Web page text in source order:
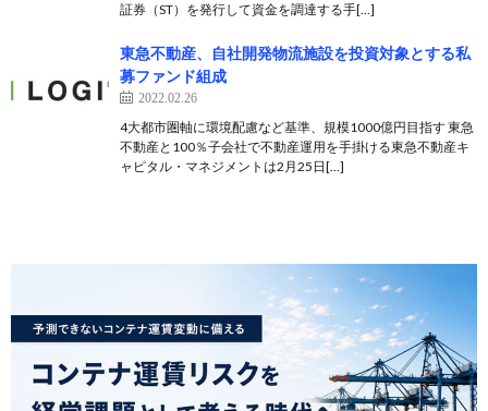
証券（ST）を発行して資金を調達する手[…]
東急不動産、自社開発物流施設を投資対象とする私
募ファンド組成
2022.02.26
4大都市圏軸に環境配慮など基準、規模1000億円目指す 東急
不動産と100％子会社で不動産運用を手掛ける東急不動産キ
ャピタル・マネジメントは2月25日[…]